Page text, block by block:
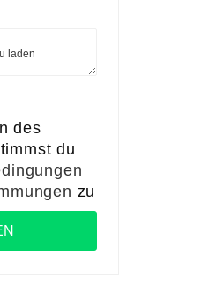
laden
des
du
zu